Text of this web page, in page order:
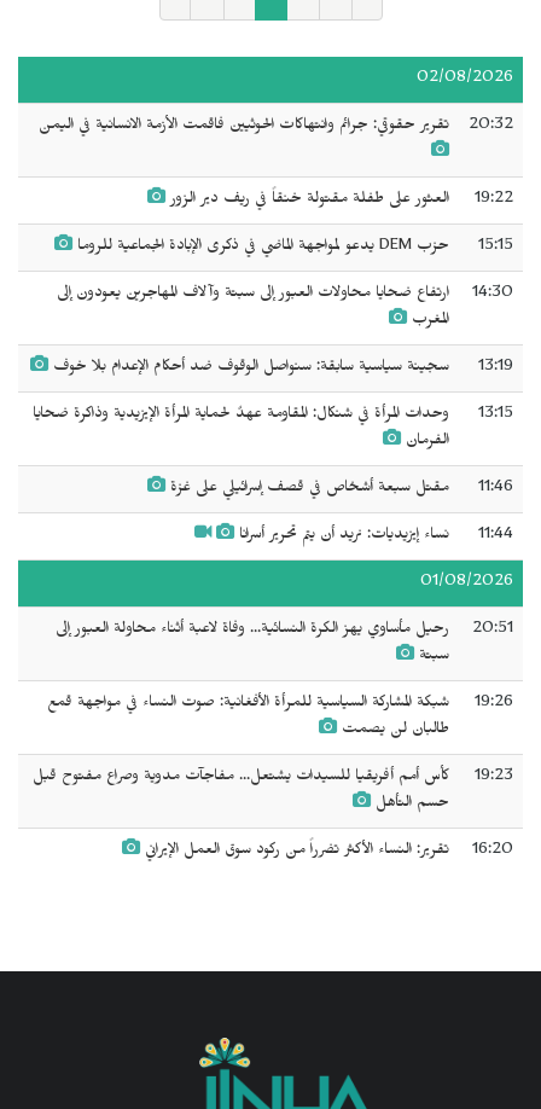
02/08/2026
20:32 تقرير حقوقي: جرائم وانتهاكات الحوثيين فاقمت الأزمة الانسانية في اليمن
19:22 العثور على طفلة مقتولة خنقاً في ريف دير الزور
15:15 حزب DEM يدعو لمواجهة الماضي في ذكرى الإبادة الجماعية للروما
14:30
ارتفاع ضحايا محاولات العبور إلى سبتة وآلاف المهاجرين يعودون إلى
المغرب
13:19 سجينة سياسية سابقة: سنواصل الوقوف ضد أحكام الإعدام بلا خوف
13:15
وحدات المرأة في شنكال: المقاومة عهدٌ لحماية المرأة الإيزيدية وذاكرة ضحايا
الفرمان
11:46 مقتل سبعة أشخاص في قصف إسرائيلي على غزة
11:44 نساء إيزيديات: نريد أن يتم تحرير أسرانا
01/08/2026
20:51
رحيل مأساوي يهز الكرة النسائية... وفاة لاعبة أثناء محاولة العبور إلى
سبتة
19:26
شبكة المشاركة السياسية للمرأة الأفغانية: صوت النساء في مواجهة قمع
طالبان لن يصمت
19:23
كأس أمم أفريقيا للسيدات يشتعل... مفاجآت مدوية وصراع مفتوح قبل
حسم التأهل
16:20 تقرير: النساء الأكثر تضرراً من ركود سوق العمل الإيراني